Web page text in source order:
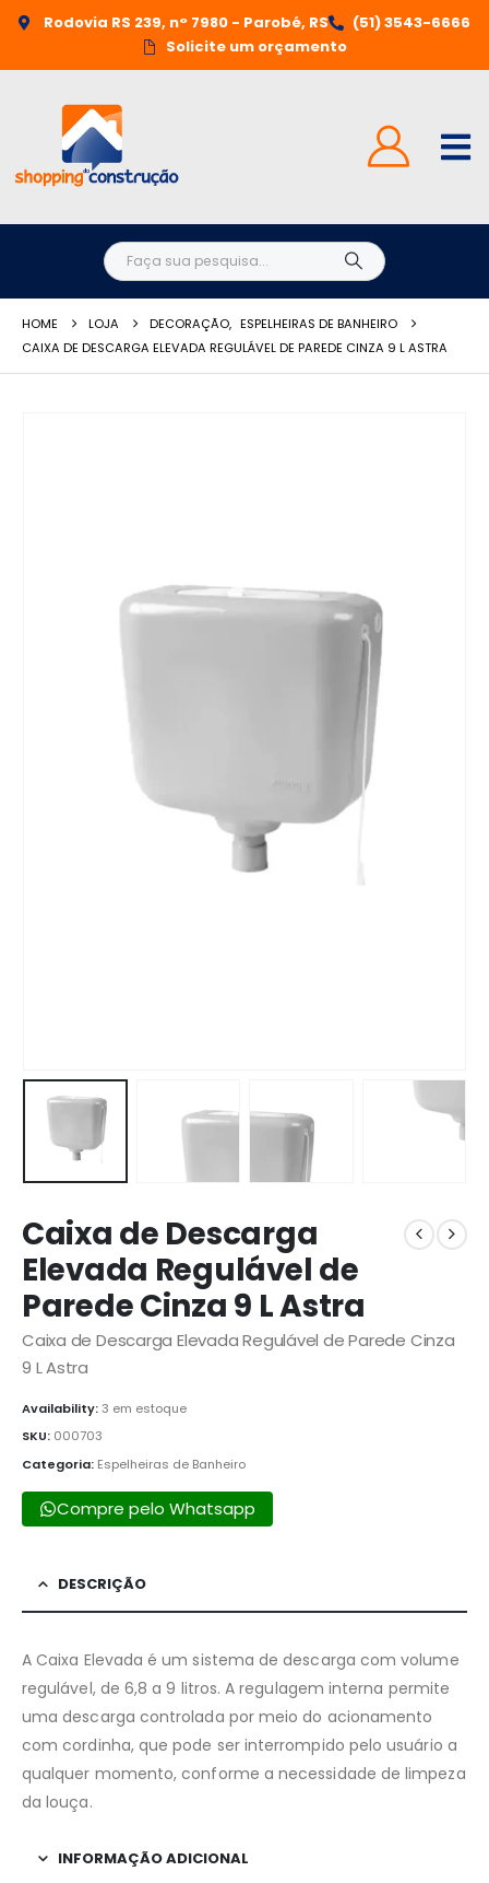
Rodovia RS 239, n° 7980 - Parobé, RS
(51) 3543-6666
Solicite um orçamento
HOME LOJA DECORAÇÃO, ESPELHEIRAS DE BANHEIRO
CAIXA DE DESCARGA ELEVADA REGULÁVEL DE PAREDE CINZA 9 L ASTRA
Caixa de Descarga
Elevada Regulável de
Parede Cinza 9 L Astra
Caixa de Descarga Elevada Regulável de Parede Cinza
9 L Astra
Availability:3 em estoque
SKU: 000703
Categoria: Espelheiras de Banheiro
Compre pelo Whatsapp
DESCRIÇÃO
A Caixa Elevada é um sistema de descarga com volume
regulável, de 6,8 a 9 litros. A regulagem interna permite
uma descarga controlada por meio do acionamento
com cordinha, que pode ser interrompido pelo usuário a
qualquer momento, conforme a necessidade de limpeza
da louça.
INFORMAÇÃO ADICIONAL